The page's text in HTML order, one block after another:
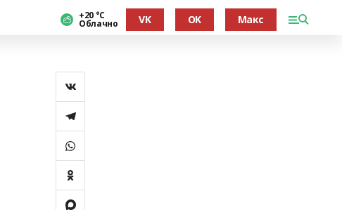
+20 °С
Облачно VK OK Макс